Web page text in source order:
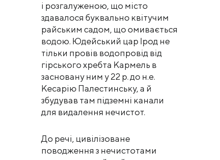
і розгалуженою, що місто
здавалося буквально квітучим
райським садом, що омивається
водою. Юдейський цар Ірод не
тільки провів водопровід від
гірського хребта Кармель в
засновану ним у 22 р. до н.е.
Кесарію Палестинську, а й
збудував там підземні канали
для видалення нечистот.
До речі, цивілізоване
поводження з нечистотами